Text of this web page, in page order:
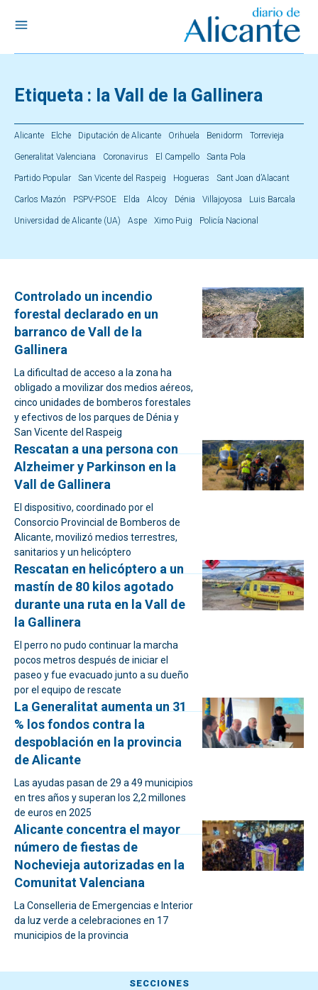
Etiqueta : la Vall de la Gallinera
Alicante Elche Diputación de Alicante Orihuela Benidorm Torrevieja
Generalitat Valenciana Coronavirus El Campello Santa Pola
Partido Popular San Vicente del Raspeig Hogueras Sant Joan d’Alacant
Carlos Mazón PSPV-PSOE Elda Alcoy Dénia Villajoyosa Luis Barcala
Universidad de Alicante (UA) Aspe Ximo Puig Policía Nacional
Controlado un incendio
forestal declarado en un
barranco de Vall de la
Gallinera
La dificultad de acceso a la zona ha
obligado a movilizar dos medios aéreos,
cinco unidades de bomberos forestales
y efectivos de los parques de Dénia y
San Vicente del Raspeig
Rescatan a una persona con
Alzheimer y Parkinson en la
Vall de Gallinera
El dispositivo, coordinado por el
Consorcio Provincial de Bomberos de
Alicante, movilizó medios terrestres,
sanitarios y un helicóptero
Rescatan en helicóptero a un
mastín de 80 kilos agotado
durante una ruta en la Vall de
la Gallinera
El perro no pudo continuar la marcha
pocos metros después de iniciar el
paseo y fue evacuado junto a su dueño
por el equipo de rescate
La Generalitat aumenta un 31
% los fondos contra la
despoblación en la provincia
de Alicante
Las ayudas pasan de 29 a 49 municipios
en tres años y superan los 2,2 millones
de euros en 2025
Alicante concentra el mayor
número de fiestas de
Nochevieja autorizadas en la
Comunitat Valenciana
La Conselleria de Emergencias e Interior
da luz verde a celebraciones en 17
municipios de la provincia
SECCIONES